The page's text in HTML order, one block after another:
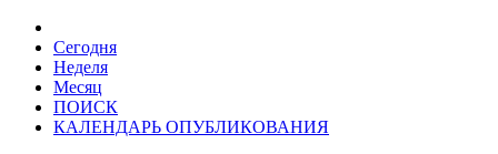
Сегодня
Неделя
Месяц
ПОИСК
КАЛЕНДАРЬ ОПУБЛИКОВАНИЯ